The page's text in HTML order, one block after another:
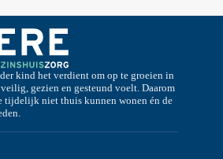
kind het verdient om op te groeien in
gezien en gesteund voelt. Daarom
tijdelijk niet thuis kunnen wonen én de